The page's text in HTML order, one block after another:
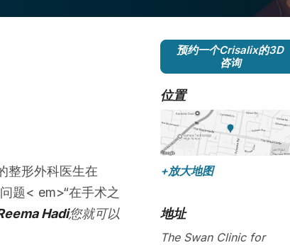
整形外科医生在
题< em>“在手术之
Hadi您就可以
预约一个Crisalix的3D
咨询
位置
+放大地图
地址
The Swan Clinic for